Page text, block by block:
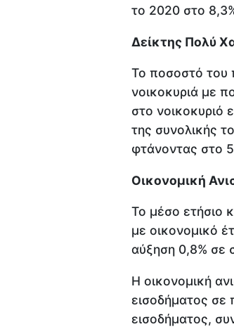
το 2020 στο
Δείκτης Πολύ
Το ποσοστό του
νοικοκυριά με
στο νοικοκυριό
της συνολικής
φτάνοντας στο
Οικονομική
Το μέσο ετήσιο
με οικονομικό
αύξηση 0,8% σε
Η οικονομική
εισοδήματος σε
εισοδήματος,